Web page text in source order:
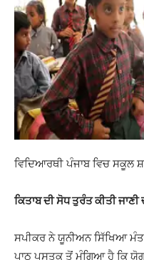
ਵਿਦਿਆਰਥੀ ਪੰਜਾਬ ਵਿਚ ਸਕੂਲ
ਕਿਤਾਬ ਦੀ ਸੋਧ ਤੁਰੰਤ ਕੀਤੀ ਜਾਣੀ
ਸਪੀਕਰ ਨੇ ਯੂਨੀਅਨ ਸਿੱਖਿਆ
ਪਾਠ ਪੁਸਤਕ ਤੋਂ ਮੰਗਿਆ ਹੈ ਕਿ